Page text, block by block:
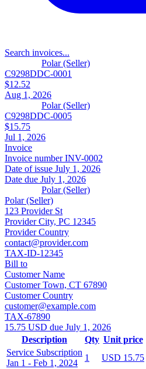
Search invoices...
Polar (Seller)
C9298DDC-0001
$12.52
Aug 1, 2026
Polar (Seller)
C9298DDC-0005
$15.75
Jul 1, 2026
Invoice
Invoice numberINV-0002
Date of issue July 1, 2026
Date due July 1, 2026
Polar (Seller)
Polar (Seller)
123 Provider St
Provider City, PC 12345
Provider Country
contact@provider.com
TAX-ID-12345
Bill to
Customer Name
Customer Town, CT 67890
Customer Country
customer@example.com
TAX-67890
15.75 USD due July 1, 2026
Description
Qty Unit price
Service Subscription
Jan 1 - Feb 1, 2024
1 USD 15.75